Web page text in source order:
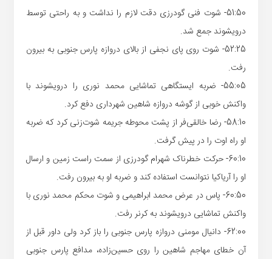
51:50- شوت فنی گودرزی دقت لازم را نداشت و به راحتی توسط
درویشوند جمع شد.
52:25- شوت روی پای نجفی از بالای دروازه پارس جنوبی به بیرون
رفت.
55:05- ضربه ایستگاهی تماشایی محمد نوری را درویشوند با
واکنش خوبی از گوشه دروازه شاهین شهرداری دفع کرد.
58:10- رضا خالقی‌فر از پشت محوطه جریمه شوت‌زنی کرد که ضربه
او راه اوت را در پیش گرفت.
60:10- حرکت خطرناک شهرام گودرزی از سمت راست زمین و ارسال
او را آریاکیا نتوانست استفاده کند و ضربه او به بیرون رفت.
60:50- پاس در عرض محمد ابراهیمی و شوت محکم محمد نوری با
واکنش تماشایی درویشوند به کرنر رفت.
62:00- دانیال مومنی دروازه پارس جنوبی را باز کرد ولی داور قبل از
آن خطای مهاجم شاهین را روی حسین‌زاده، مدافع پارس جنوبی